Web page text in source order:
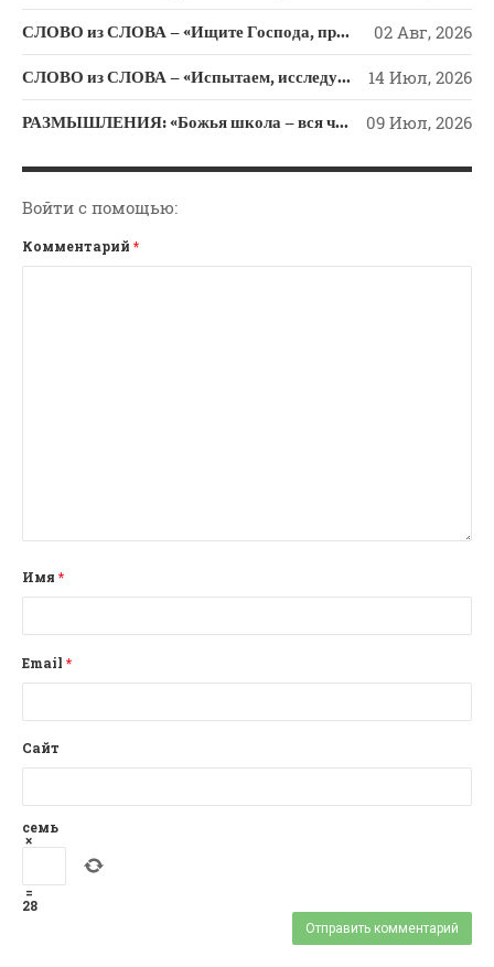
СЛОВО из СЛОВА – «Ищите Господа, призывайте Его» (Исаии 55) 02 Авг, 2026
СЛОВО из СЛОВА – «Испытаем, исследуем пути свои и обратимся к Господу» 14 Июл, 2026
РАЗМЫШЛЕНИЯ: «Божья школа – вся человеческая жизнь» 09 Июл, 2026
Войти с помощью:
Комментарий *
Имя *
Email *
Сайт
семь
×
=
28